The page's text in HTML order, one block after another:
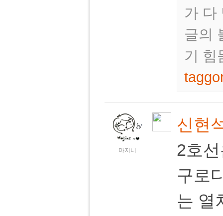
가 다
글의
기 힘
마지니
신현
2호
구로
는 열